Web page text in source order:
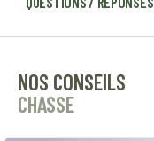
NOS CONSEILS
CHASSE